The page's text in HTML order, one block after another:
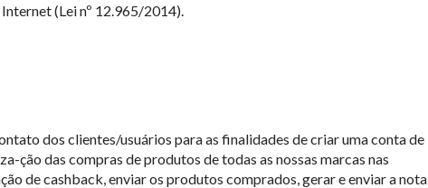
(Lei nº 12.965/2014).
dos clientes/usuários para as finalidades de criar uma conta de
ção das compras de produtos de todas as nossas marcas nas
de cashback, enviar os produtos comprados, gerar e enviar a nota